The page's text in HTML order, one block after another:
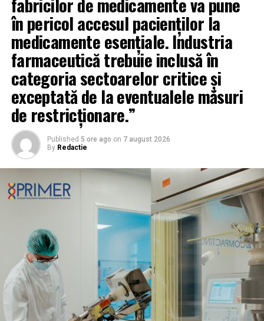
în pericol accesul pacienților la
medicamente esențiale. Industria
farmaceutică trebuie inclusă în
categoria sectoarelor critice și
exceptată de la eventualele măsuri
de restricționare.”
Published 5 ore ago on 7 august 2026
By Redactie